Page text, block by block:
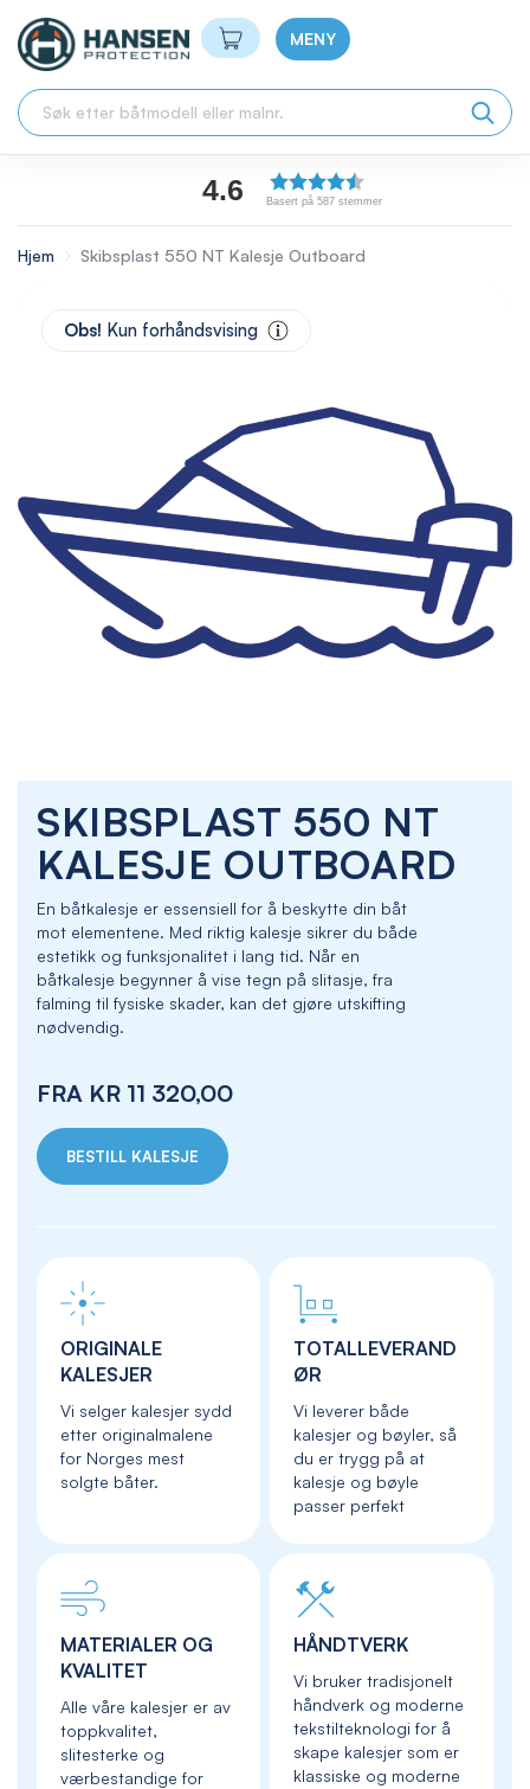
Min handlekurv
MENY
4.6 Basert på 587 stemmer
Hjem Skibsplast 550 NT Kalesje Outboard
SKIBSPLAST 550 NT
KALESJE OUTBOARD
En båtkalesje er essensiell for å beskytte din båt
mot elementene. Med riktig kalesje sikrer du både
estetikk og funksjonalitet i lang tid. Når en
båtkalesje begynner å vise tegn på slitasje, fra
falming til fysiske skader, kan det gjøre utskifting
nødvendig.
FRA KR 11 320,00
BESTILL KALESJE
ORIGINALE
KALESJER
Vi selger kalesjer sydd
etter originalmalene
for Norges mest
solgte båter.
TOTALLEVERAND
ØR
Vi leverer både
kalesjer og bøyler, så
du er trygg på at
kalesje og bøyle
passer perfekt
MATERIALER OG
KVALITET
Alle våre kalesjer er av
toppkvalitet,
slitesterke og
værbestandige for
HÅNDTVERK
Vi bruker tradisjonelt
håndverk og moderne
tekstilteknologi for å
skape kalesjer som er
klassiske og moderne
Obs! Kun forhåndsvising
the
beginning
the
images
gallery